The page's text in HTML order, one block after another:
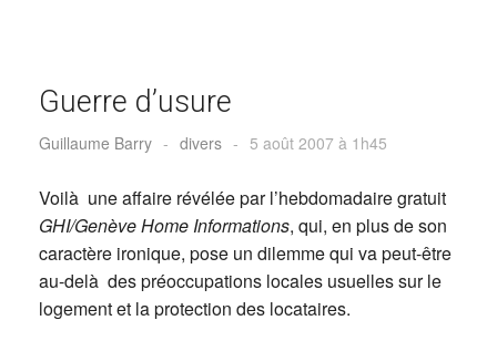
Guerre d’usure
Guillaume Barry - divers - 5 août 2007 à 1h45
Voilà une affaire révélée par l’hebdomadaire gratuit
GHI/Genève Home Informations, qui, en plus de son
caractère ironique, pose un dilemme qui va peut-être
au-delà des préoccupations locales usuelles sur le
logement et la protection des locataires.